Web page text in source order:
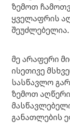
ზემოთ
ყველაფრის
შეუძლებელია.
მე არაფერი
ისეთივე
სასწავლო
ზემოთ
განათლების